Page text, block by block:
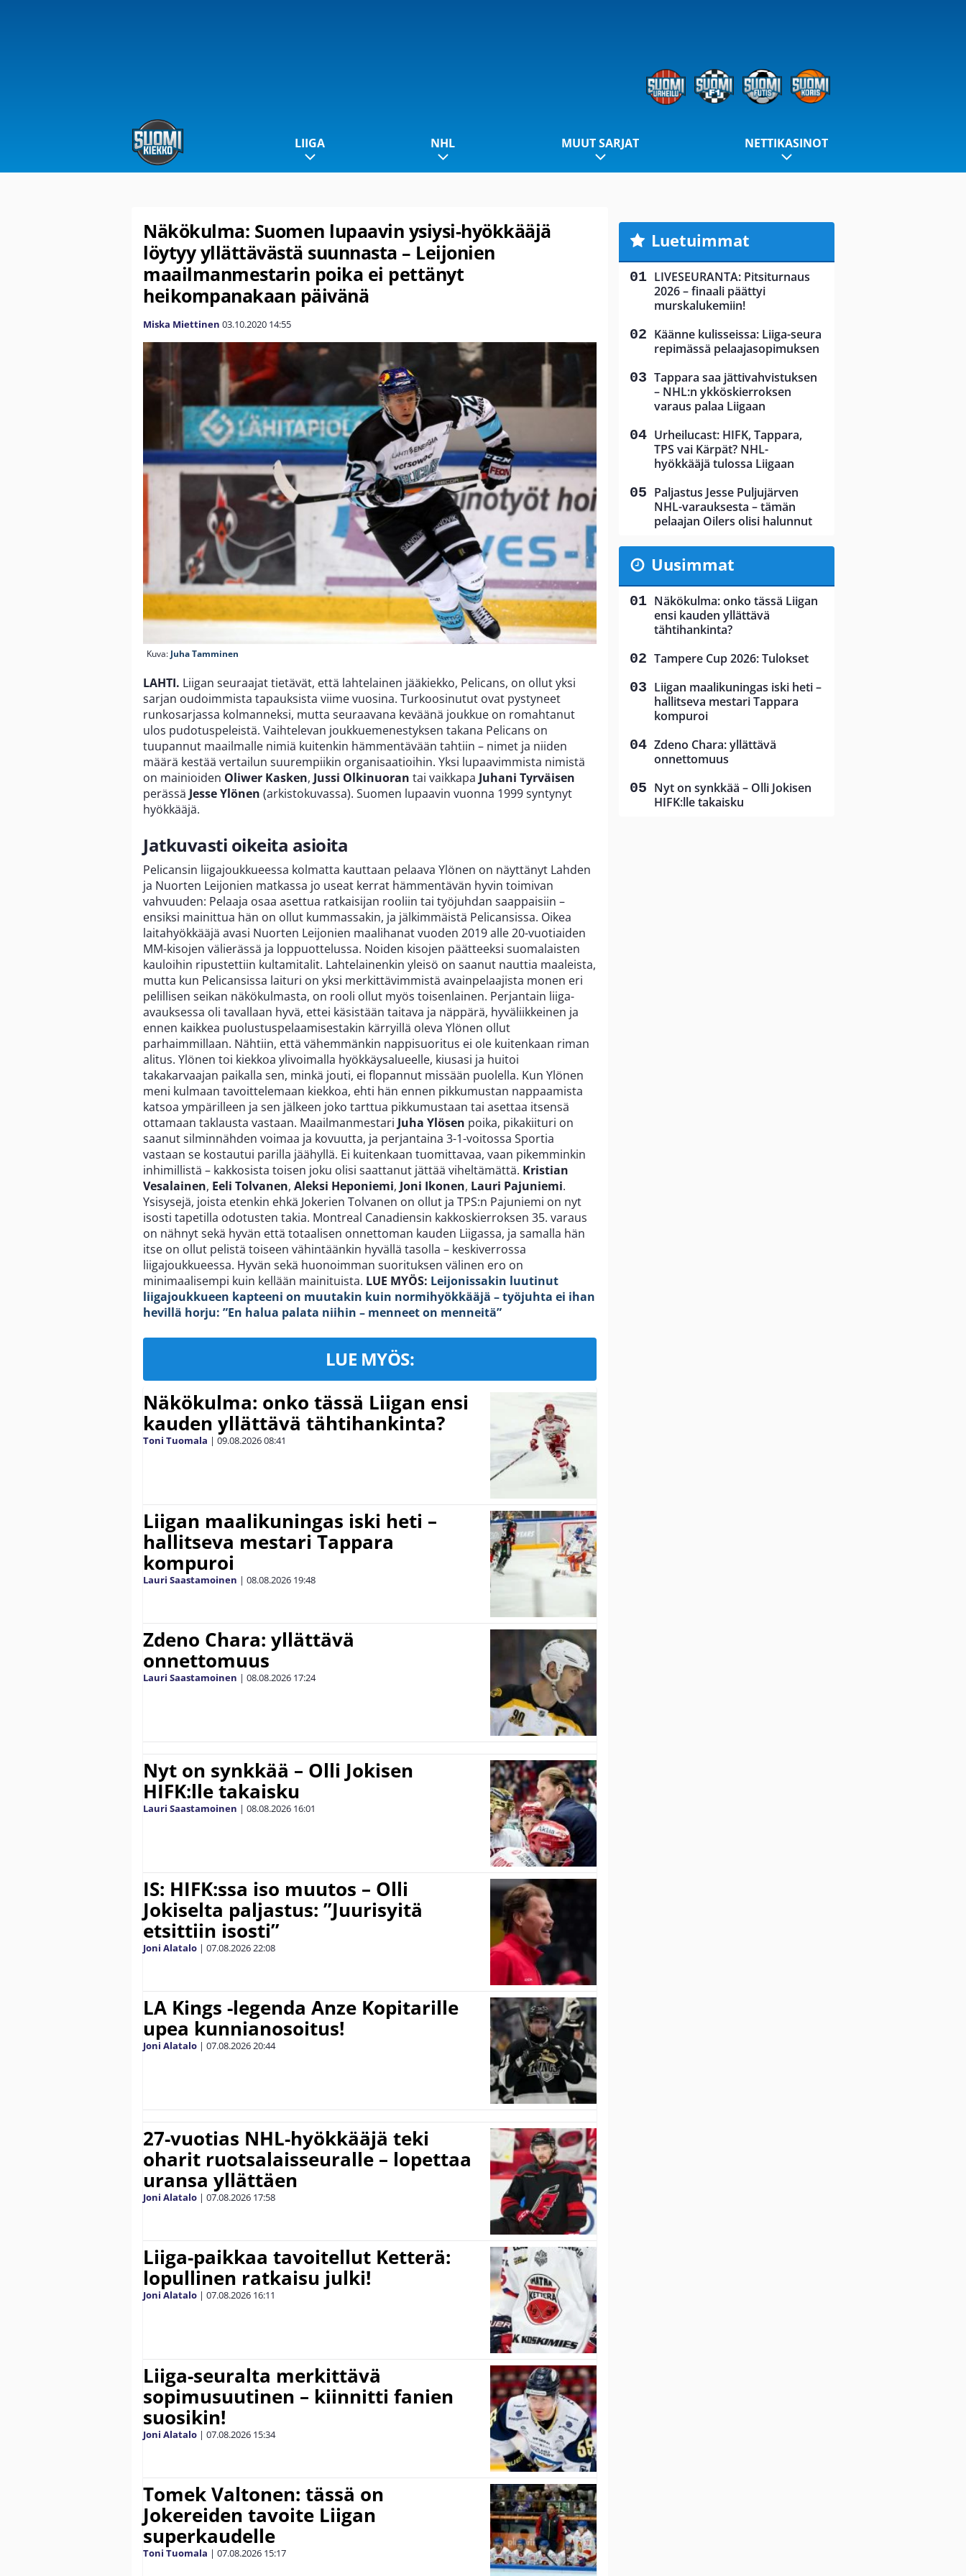
LIIGA NHL MUUT SARJAT NETTIKASINOT
Näkökulma: Suomen lupaavin ysiysi-hyökkääjä
löytyy yllättävästä suunnasta – Leijonien
maailmanmestarin poika ei pettänyt
heikompanakaan päivänä
Miska Miettinen 03.10.2020 14:55
Kuva: Juha Tamminen
LAHTI. Liigan seuraajat tietävät, että lahtelainen jääkiekko, Pelicans, on ollut yksi
sarjan oudoimmista tapauksista viime vuosina. Turkoosinutut ovat pystyneet
runkosarjassa kolmanneksi, mutta seuraavana keväänä joukkue on romahtanut
ulos pudotuspeleistä. Vaihtelevan joukkuemenestyksen takana Pelicans on
tuupannut maailmalle nimiä kuitenkin hämmentävään tahtiin – nimet ja niiden
määrä kestää vertailun suurempiikin organisaatioihin. Yksi lupaavimmista nimistä
on mainioiden Oliwer Kasken, Jussi Olkinuoran tai vaikkapa Juhani Tyrväisen
perässä Jesse Ylönen (arkistokuvassa). Suomen lupaavin vuonna 1999 syntynyt
hyökkääjä.
Jatkuvasti oikeita asioita
Pelicansin liigajoukkueessa kolmatta kauttaan pelaava Ylönen on näyttänyt Lahden
ja Nuorten Leijonien matkassa jo useat kerrat hämmentävän hyvin toimivan
vahvuuden: Pelaaja osaa asettua ratkaisijan rooliin tai työjuhdan saappaisiin –
ensiksi mainittua hän on ollut kummassakin, ja jälkimmäistä Pelicansissa. Oikea
laitahyökkääjä avasi Nuorten Leijonien maalihanat vuoden 2019 alle 20-vuotiaiden
MM-kisojen välierässä ja loppuottelussa. Noiden kisojen päätteeksi suomalaisten
kauloihin ripustettiin kultamitalit. Lahtelainenkin yleisö on saanut nauttia maaleista,
mutta kun Pelicansissa laituri on yksi merkittävimmistä avainpelaajista monen eri
pelillisen seikan näkökulmasta, on rooli ollut myös toisenlainen. Perjantain liiga-
avauksessa oli tavallaan hyvä, ettei käsistään taitava ja näppärä, hyväliikkeinen ja
ennen kaikkea puolustuspelaamisestakin kärryillä oleva Ylönen ollut
parhaimmillaan. Nähtiin, että vähemmänkin nappisuoritus ei ole kuitenkaan riman
alitus. Ylönen toi kiekkoa ylivoimalla hyökkäysalueelle, kiusasi ja huitoi
takakarvaajan paikalla sen, minkä jouti, ei flopannut missään puolella. Kun Ylönen
meni kulmaan tavoittelemaan kiekkoa, ehti hän ennen pikkumustan nappaamista
katsoa ympärilleen ja sen jälkeen joko tarttua pikkumustaan tai asettaa itsensä
ottamaan taklausta vastaan. Maailmanmestari Juha Ylösen poika, pikakiituri on
saanut silminnähden voimaa ja kovuutta, ja perjantaina 3-1-voitossa Sportia
vastaan se kostautui parilla jäähyllä. Ei kuitenkaan tuomittavaa, vaan pikemminkin
inhimillistä – kakkosista toisen joku olisi saattanut jättää viheltämättä. Kristian
Vesalainen, Eeli Tolvanen, Aleksi Heponiemi, Joni Ikonen, Lauri Pajuniemi.
Ysisysejä, joista etenkin ehkä Jokerien Tolvanen on ollut ja TPS:n Pajuniemi on nyt
isosti tapetilla odotusten takia. Montreal Canadiensin kakkoskierroksen 35. varaus
on nähnyt sekä hyvän että totaalisen onnettoman kauden Liigassa, ja samalla hän
itse on ollut pelistä toiseen vähintäänkin hyvällä tasolla – keskiverrossa
liigajoukkueessa. Hyvän sekä huonoimman suorituksen välinen ero on
minimaalisempi kuin kellään mainituista. LUE MYÖS: Leijonissakin luutinut
liigajoukkueen kapteeni on muutakin kuin normihyökkääjä – työjuhta ei ihan
hevillä horju: ”En halua palata niihin – menneet on menneitä”
LUE MYÖS:
Näkökulma: onko tässä Liigan ensi
kauden yllättävä tähtihankinta?
Toni Tuomala | 09.08.202608:41
Liigan maalikuningas iski heti –
hallitseva mestari Tappara
kompuroi
Lauri Saastamoinen | 08.08.2026 19:48
Zdeno Chara: yllättävä
onnettomuus
Lauri Saastamoinen | 08.08.2026 17:24
Nyt on synkkää – Olli Jokisen
HIFK:lle takaisku
Lauri Saastamoinen | 08.08.2026 16:01
IS: HIFK:ssa iso muutos – Olli
Jokiselta paljastus: ”Juurisyitä
etsittiin isosti”
Joni Alatalo | 07.08.202622:08
LA Kings -legenda Anze Kopitarille
upea kunnianosoitus!
Joni Alatalo | 07.08.202620:44
27-vuotias NHL-hyökkääjä teki
oharit ruotsalaisseuralle – lopettaa
uransa yllättäen
Joni Alatalo | 07.08.2026 17:58
Liiga-paikkaa tavoitellut Ketterä:
lopullinen ratkaisu julki!
Joni Alatalo | 07.08.2026 16:11
Liiga-seuralta merkittävä
sopimusuutinen – kiinnitti fanien
suosikin!
Joni Alatalo | 07.08.2026 15:34
Tomek Valtonen: tässä on
Jokereiden tavoite Liigan
superkaudelle
Toni Tuomala | 07.08.2026 15:17
Luetuimmat
LIVESEURANTA: Pitsiturnaus
2026 – finaali päättyi
murskalukemiin!
Käänne kulisseissa: Liiga-seura
repimässä pelaajasopimuksen
Tappara saa jättivahvistuksen
– NHL:n ykköskierroksen
varaus palaa Liigaan
Urheilucast: HIFK, Tappara,
TPS vai Kärpät? NHL-
hyökkääjä tulossa Liigaan
Paljastus Jesse Puljujärven
NHL-varauksesta – tämän
pelaajan Oilers olisi halunnut
Uusimmat
Näkökulma: onko tässä Liigan
ensi kauden yllättävä
tähtihankinta?
Tampere Cup 2026: Tulokset
Liigan maalikuningas iski heti –
hallitseva mestari Tappara
kompuroi
Zdeno Chara: yllättävä
onnettomuus
Nyt on synkkää – Olli Jokisen
HIFK:lle takaisku